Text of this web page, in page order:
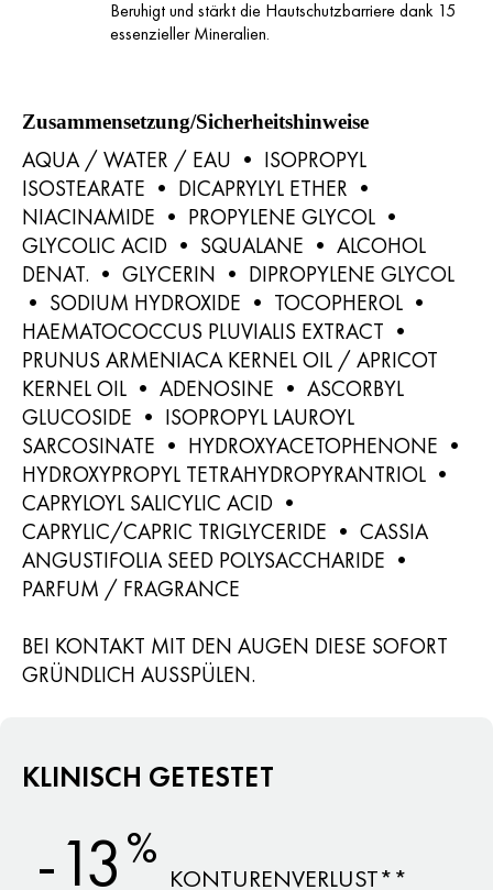
Beruhigt und stärkt die Hautschutzbarriere dank 15
essenzieller Mineralien.
Zusammensetzung/Sicherheitshinweise
AQUA / WATER / EAU • ISOPROPYL
ISOSTEARATE • DICAPRYLYL ETHER •
NIACINAMIDE • PROPYLENE GLYCOL •
GLYCOLIC ACID • SQUALANE • ALCOHOL
DENAT. • GLYCERIN • DIPROPYLENE GLYCOL
• SODIUM HYDROXIDE • TOCOPHEROL •
HAEMATOCOCCUS PLUVIALIS EXTRACT •
PRUNUS ARMENIACA KERNEL OIL / APRICOT
KERNEL OIL • ADENOSINE • ASCORBYL
GLUCOSIDE • ISOPROPYL LAUROYL
SARCOSINATE • HYDROXYACETOPHENONE •
HYDROXYPROPYL TETRAHYDROPYRANTRIOL •
CAPRYLOYL SALICYLIC ACID •
CAPRYLIC/CAPRIC TRIGLYCERIDE • CASSIA
ANGUSTIFOLIA SEED POLYSACCHARIDE •
PARFUM / FRAGRANCE
BEI KONTAKT MIT DEN AUGEN DIESE SOFORT
GRÜNDLICH AUSSPÜLEN.
KLINISCH GETESTET
-13%
KONTURENVERLUST**